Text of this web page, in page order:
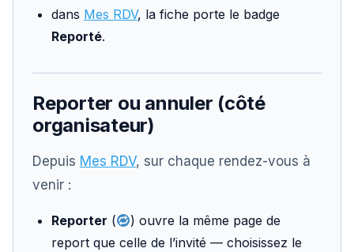
dans Mes RDV, la fiche porte le badge
Reporté.
Reporter ou annuler (côté
organisateur)
Depuis Mes RDV, sur chaque rendez-vous à
venir :
Reporter (
) ouvre la même page de
report que celle de l’invité — choisissez le